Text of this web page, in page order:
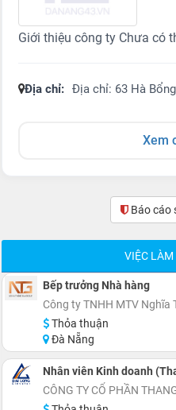
Giới thiệu công ty Chưa có
Địa chỉ: Địa chỉ: 63 Hà
Xem
Báo cáo
VIỆC
Bếp trưởng Nhà hàng
Công ty TNHH MTV Nghĩa
Thỏa thuận
Đà Nẵng
Nhân viên Kinh doanh
CÔNG TY CỔ PHẦN